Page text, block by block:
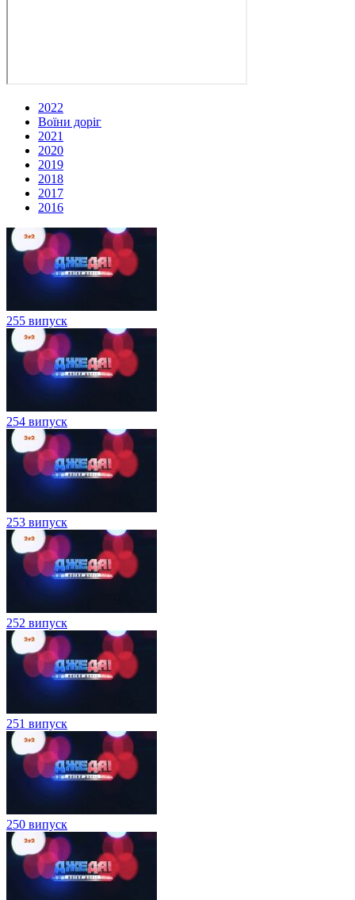
2022
Воїни доріг
2021
2020
2019
2018
2017
2016
255 випуск
254 випуск
253 випуск
252 випуск
251 випуск
250 випуск